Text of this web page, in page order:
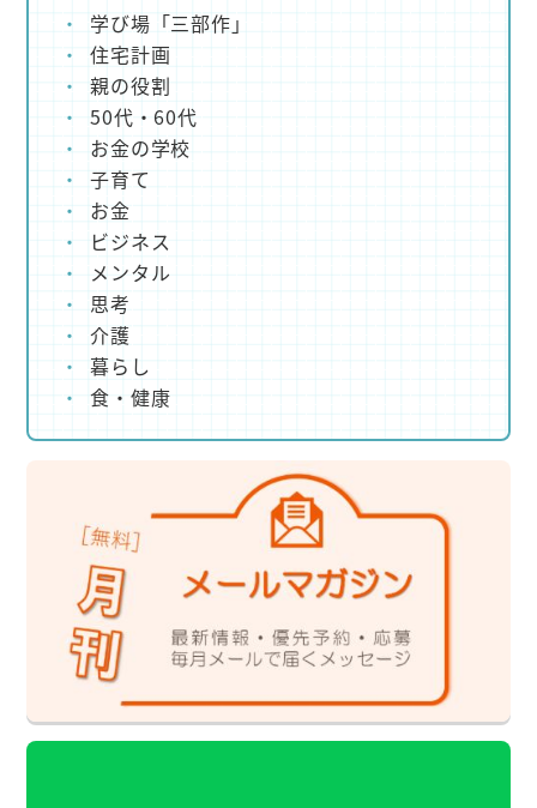
学び場「三部作」
住宅計画
親の役割
50代・60代
お金の学校
子育て
お金
ビジネス
メンタル
思考
介護
暮らし
食・健康